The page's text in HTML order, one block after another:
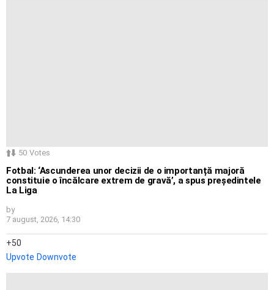
50 Votes
Fotbal: ‘Ascunderea unor decizii de o importanță majoră
constituie o încălcare extrem de gravă’, a spus președintele
La Liga
by
7 august, 2026, 14:30
50
Upvote Downvote